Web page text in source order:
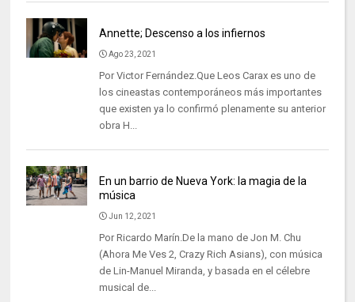
Annette; Descenso a los infiernos
Ago 23, 2021
Por Victor Fernández.Que Leos Carax es uno de
los cineastas contemporáneos más importantes
que existen ya lo confirmó plenamente su anterior
obra H...
En un barrio de Nueva York: la magia de la
música
Jun 12, 2021
Por Ricardo Marín.De la mano de Jon M. Chu
(Ahora Me Ves 2, Crazy Rich Asians), con música
de Lin-Manuel Miranda, y basada en el célebre
musical de...